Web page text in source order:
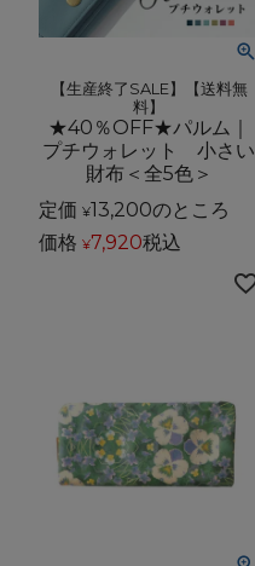
【生産終了SALE】【送料無
料】
★40％OFF★パルム｜
プチウォレット 小さい
財布＜全5色＞
定価 ¥13,200のところ
価格 ¥7,920税込